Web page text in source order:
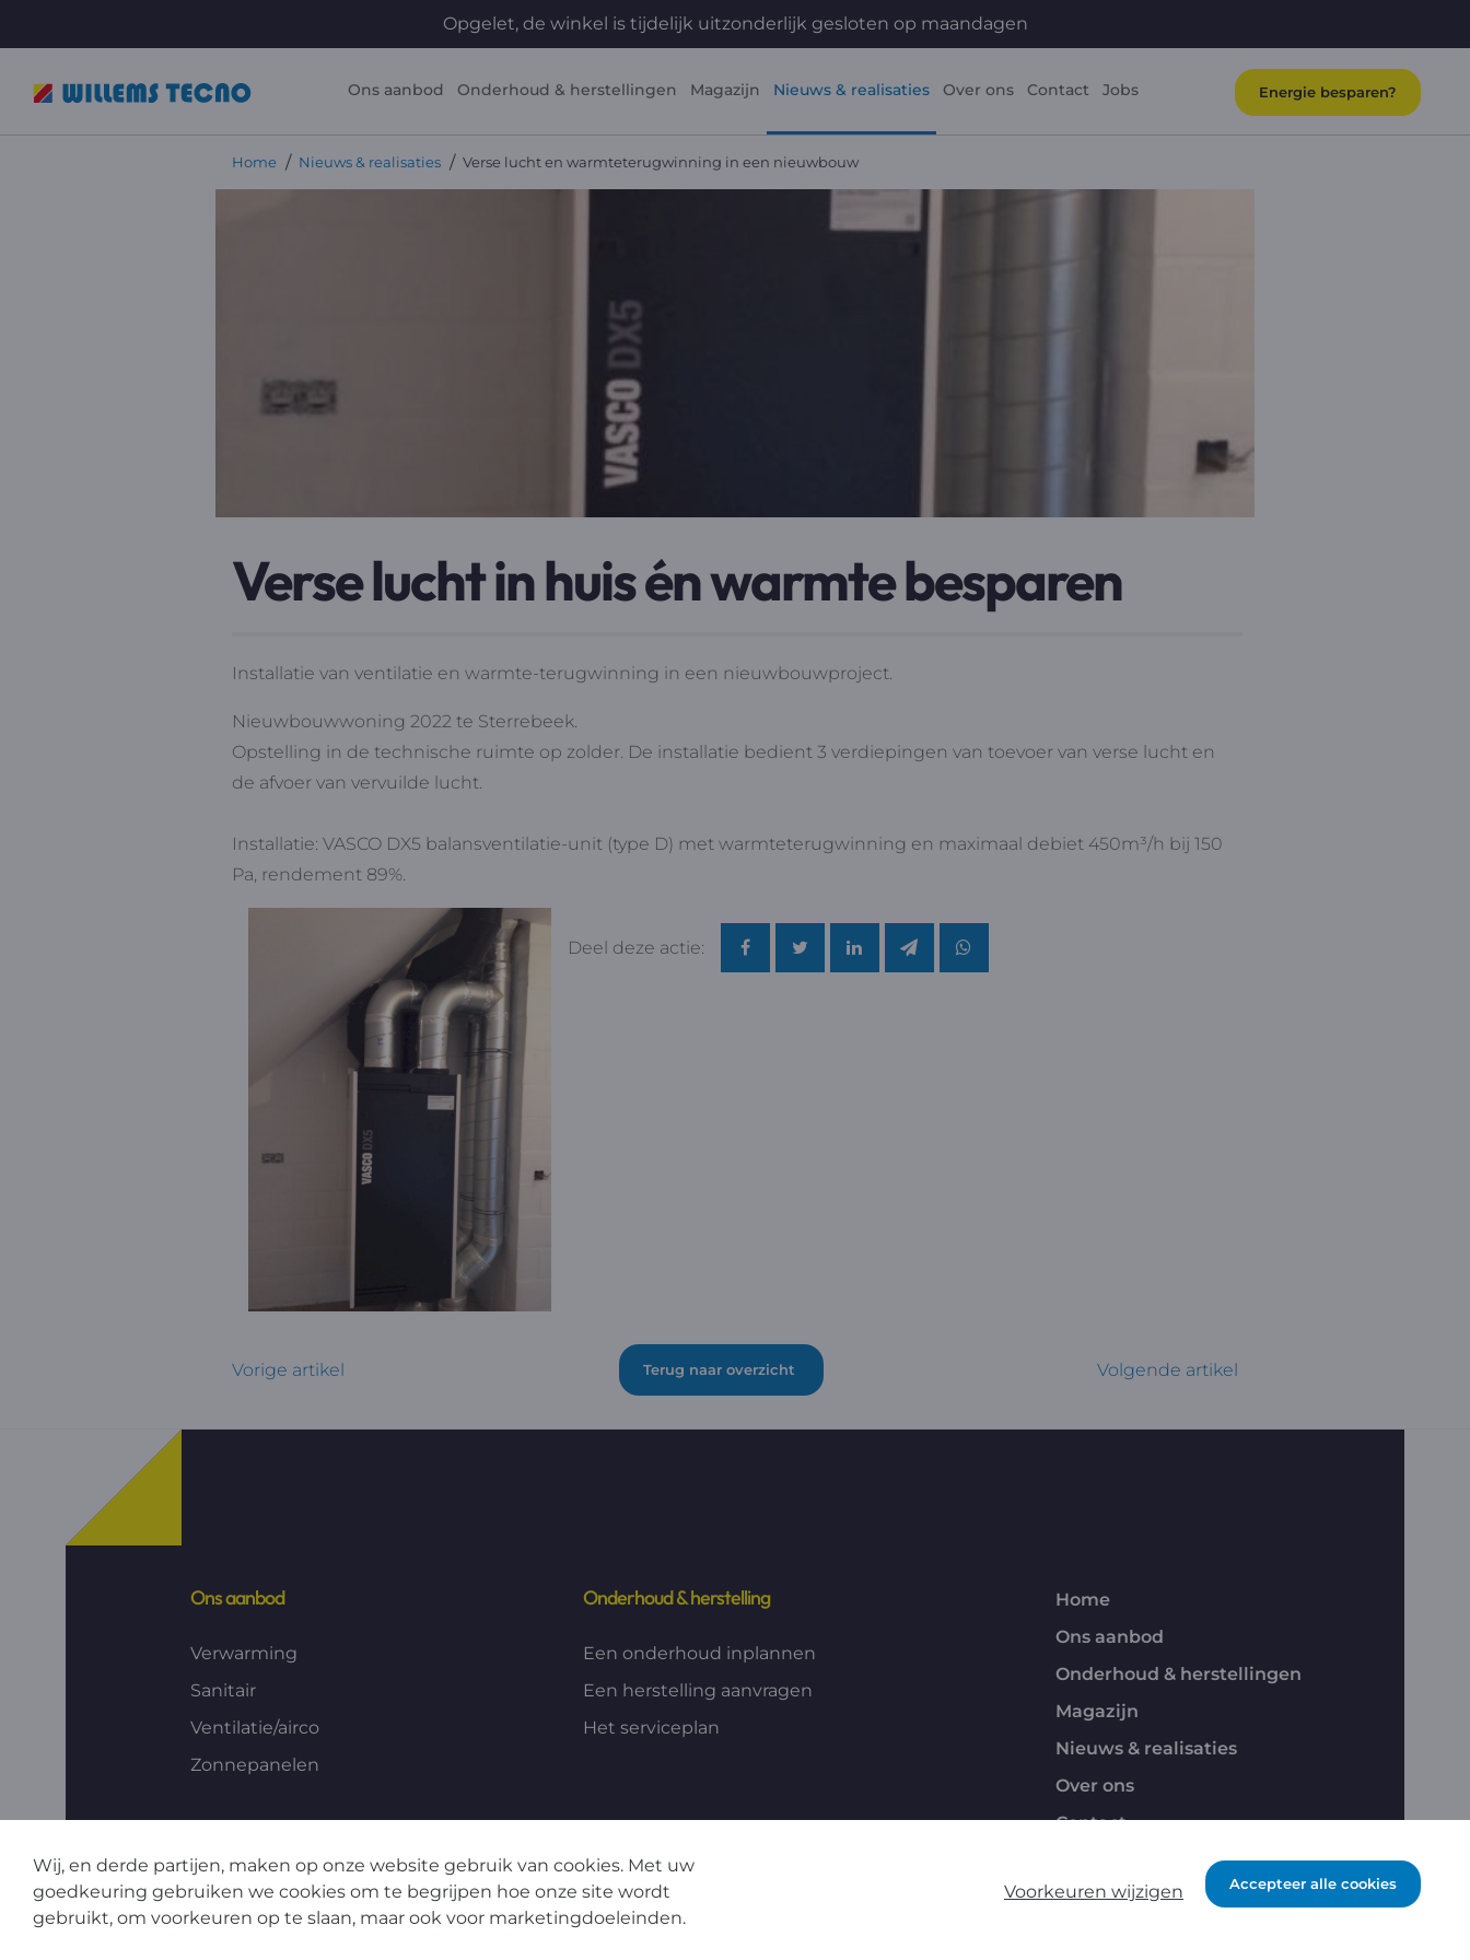
Opgelet, de winkel is tijdelijk uitzonderlijk gesloten op maandagen
Ons aanbod Onderhoud & herstellingen Magazijn Nieuws & realisaties Over ons Contact Jobs Energie besparen?
Home / Nieuws & realisaties / Verse lucht en warmteterugwinning in een nieuwbouw
Verse lucht in huis én warmte besparen
Installatie van ventilatie en warmte-terugwinning in een nieuwbouwproject.
Nieuwbouwwoning 2022 te Sterrebeek.
Opstelling in de technische ruimte op zolder. De installatie bedient 3 verdiepingen van toevoer van verse lucht en
de afvoer van vervuilde lucht.
Installatie: VASCO DX5 balansventilatie-unit (type D) met warmteterugwinning en maximaal debiet 450m³/h bij 150
Pa, rendement 89%.
Deel deze actie:
Vorige artikel Volgende artikel
Terug naar overzicht
Home
Ons aanbod
Onderhoud & herstellingen
Magazijn
Nieuws & realisaties
Over ons
Contact
Ons aanbod
Verwarming
Sanitair
Ventilatie/airco
Zonnepanelen
Onderhoud & herstelling
Een onderhoud inplannen
Een herstelling aanvragen
Het serviceplan
Privacy Disclaimer Algemene verkoopsvoorwaarden
Wij, en derde partijen, maken op onze website gebruik van cookies. Met uw
goedkeuring gebruiken we cookies om te begrijpen hoe onze site wordt
gebruikt, om voorkeuren op te slaan, maar ook voor marketingdoeleinden.
Voorkeuren wijzigen Accepteer alle cookies